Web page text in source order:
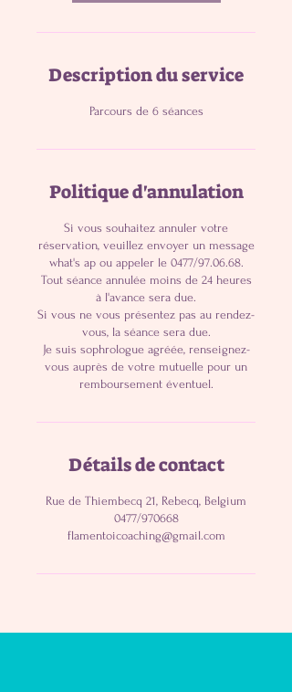
Description du service
Parcours de 6 séances
Politique d'annulation
Si vous souhaitez annuler votre
réservation, veuillez envoyer un message
what's ap ou appeler le 0477/97.06.68.
Tout séance annulée moins de 24 heures
à l'avance sera due.
Si vous ne vous présentez pas au rendez-
vous, la séance sera due.
Je suis sophrologue agréée, renseignez-
vous auprès de votre mutuelle pour un
Détails de contact
Rue de Thiembecq 21, Rebecq, Belgium
0477/970668
flamentoicoaching@gmail.com